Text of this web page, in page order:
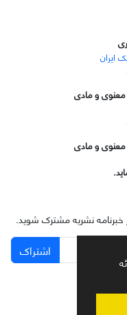
معنوی و مادی
معنوی و مادی
خبرنامه نشریه مشترک شوید.
اشتراک